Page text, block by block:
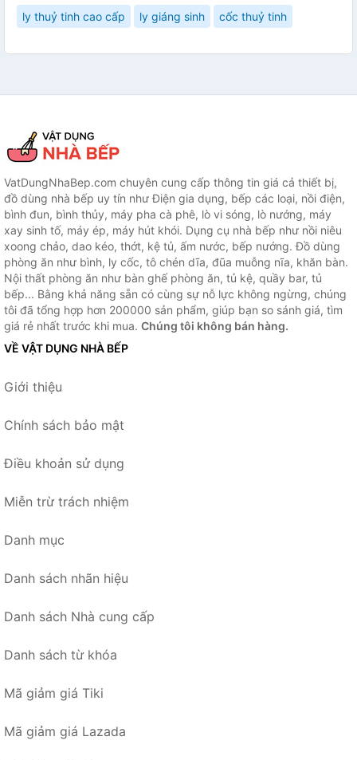
ly thuỷ tinh cao cấp ly giáng sinh cốc thuỷ tinh
VatDungNhaBep.com chuyên cung cấp thông tin giá cả thiết bị,
đồ dùng nhà bếp uy tín như Điện gia dụng, bếp các loại, nồi điện,
bình đun, bình thủy, máy pha cà phê, lò vi sóng, lò nướng, máy
xay sinh tố, máy ép, máy hút khói. Dụng cụ nhà bếp như nồi niêu
xoong chảo, dao kéo, thớt, kệ tủ, ấm nước, bếp nướng. Đồ dùng
phòng ăn như bình, ly cốc, tô chén dĩa, đũa muỗng nĩa, khăn bàn.
Nội thất phòng ăn như bàn ghế phòng ăn, tủ kệ, quầy bar, tủ
bếp... Bằng khả năng sẵn có cùng sự nỗ lực không ngừng, chúng
tôi đã tổng hợp hơn 200000 sản phẩm, giúp bạn so sánh giá, tìm
giá rẻ nhất trước khi mua. Chúng tôi không bán hàng.
VỀ VẬT DỤNG NHÀ BẾP
Giới thiệu
Chính sách bảo mật
Điều khoản sử dụng
Miễn trừ trách nhiệm
Danh mục
Danh sách nhãn hiệu
Danh sách Nhà cung cấp
Danh sách từ khóa
Mã giảm giá Tiki
Mã giảm giá Lazada